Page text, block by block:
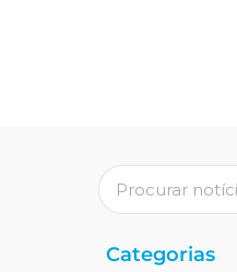
Pesquisar
Categorias